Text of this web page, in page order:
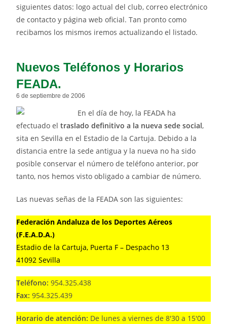
siguientes datos: logo actual del club, correo electrónico
de contacto y página web oficial. Tan pronto como
recibamos los mismos iremos actualizando el listado.
Nuevos Teléfonos y Horarios
FEADA.
6 de septiembre de 2006
En el día de hoy, la FEADA ha
efectuado eltraslado definitivo a la nueva sede social,
sita en Sevilla en el Estadio de la Cartuja. Debido a la
distancia entre la sede antigua y la nueva no ha sido
posible conservar el número de teléfono anterior, por
tanto, nos hemos visto obligado a cambiar de número.
Las nuevas señas de la FEADA son las siguientes:
Federación Andaluza de los Deportes Aéreos
(F.E.A.D.A.)
Estadio de la Cartuja, Puerta F – Despacho 13
41092 Sevilla
Teléfono: 954.325.438
Fax: 954.325.439
Horario de atención: De lunes a viernes de 8'30 a 15'00